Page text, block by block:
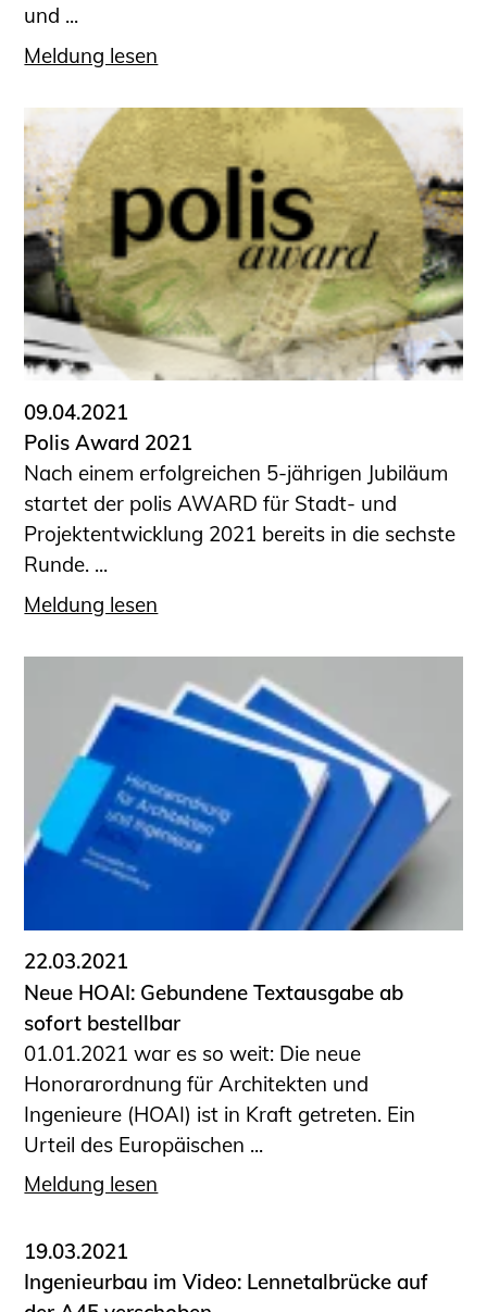
und ...
Meldung lesen
09.04.2021
Polis Award 2021
Nach einem erfolgreichen 5-jährigen Jubiläum
startet der polis AWARD für Stadt- und
Projektentwicklung 2021 bereits in die sechste
Runde. ...
Meldung lesen
22.03.2021
Neue HOAI: Gebundene Textausgabe ab
sofort bestellbar
01.01.2021 war es so weit: Die neue
Honorarordnung für Architekten und
Ingenieure (HOAI) ist in Kraft getreten. Ein
Urteil des Europäischen ...
Meldung lesen
19.03.2021
Ingenieurbau im Video: Lennetalbrücke auf